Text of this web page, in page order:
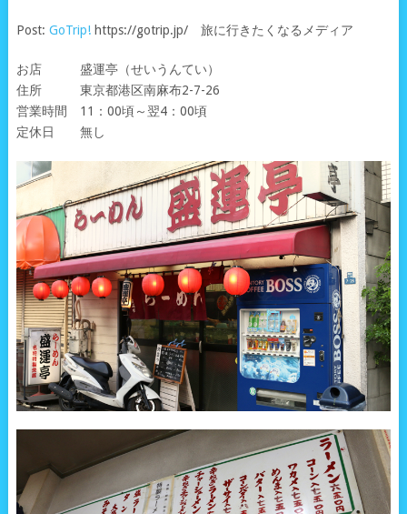
Post: GoTrip!https://gotrip.jp/ 旅に行きたくなるメディア
お店 盛運亭（せいうんてい）
住所 東京都港区南麻布2-7-26
営業時間 11：00頃～翌4：00頃
定休日 無し